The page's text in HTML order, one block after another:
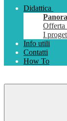
Didattica
Offerta
I
Info utili
Contatti
How To